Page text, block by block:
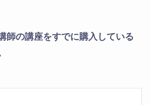
師の講座をすでに購入している